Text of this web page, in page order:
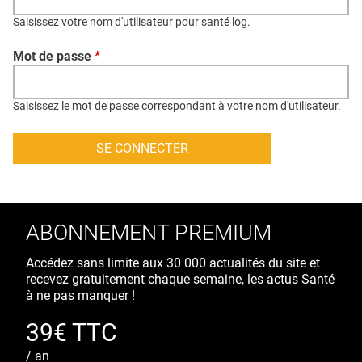
CONTACT
CRÉDITS
Saisissez votre nom d'utilisateur pour santé log.
Mot de passe *
Saisissez le mot de passe correspondant à votre nom d'utilisateur.
ABONNEMENT PREMIUM
Accédez sans limite aux 30 000 actualités du site et
recevez gratuitement chaque semaine, les actus Santé
à ne pas manquer !
39€ TTC
/ an